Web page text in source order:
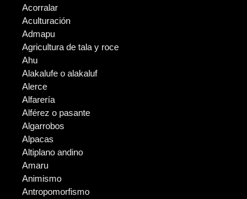
Acorralar
Aculturación
Admapu
Agricultura de tala y roce
Ahu
Alakalufe o alakaluf
Alerce
Alfarería
Alférez o pasante
Algarrobos
Alpacas
Altiplano andino
Amaru
Animismo
Antropomorfismo